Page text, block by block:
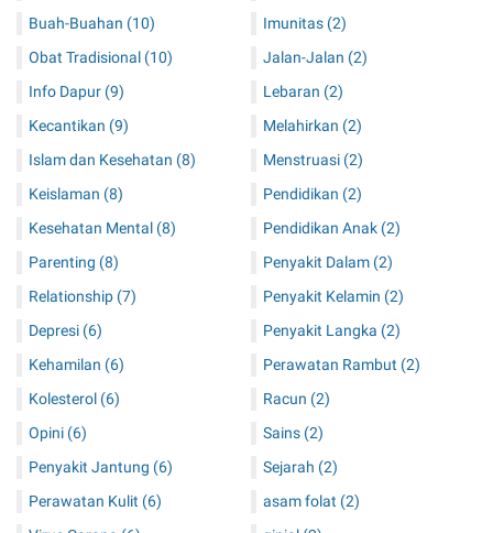
Buah-Buahan (10)
Obat Tradisional (10)
Info Dapur (9)
Kecantikan (9)
Islam dan Kesehatan (8)
Keislaman (8)
Kesehatan Mental (8)
Parenting (8)
Relationship (7)
Depresi (6)
Kehamilan (6)
Kolesterol (6)
Opini (6)
Penyakit Jantung (6)
Perawatan Kulit (6)
Imunitas (2)
Jalan-Jalan (2)
Lebaran (2)
Melahirkan (2)
Menstruasi (2)
Pendidikan (2)
Pendidikan Anak (2)
Penyakit Dalam (2)
Penyakit Kelamin (2)
Penyakit Langka (2)
Perawatan Rambut (2)
Racun (2)
Sains (2)
Sejarah (2)
asam folat (2)